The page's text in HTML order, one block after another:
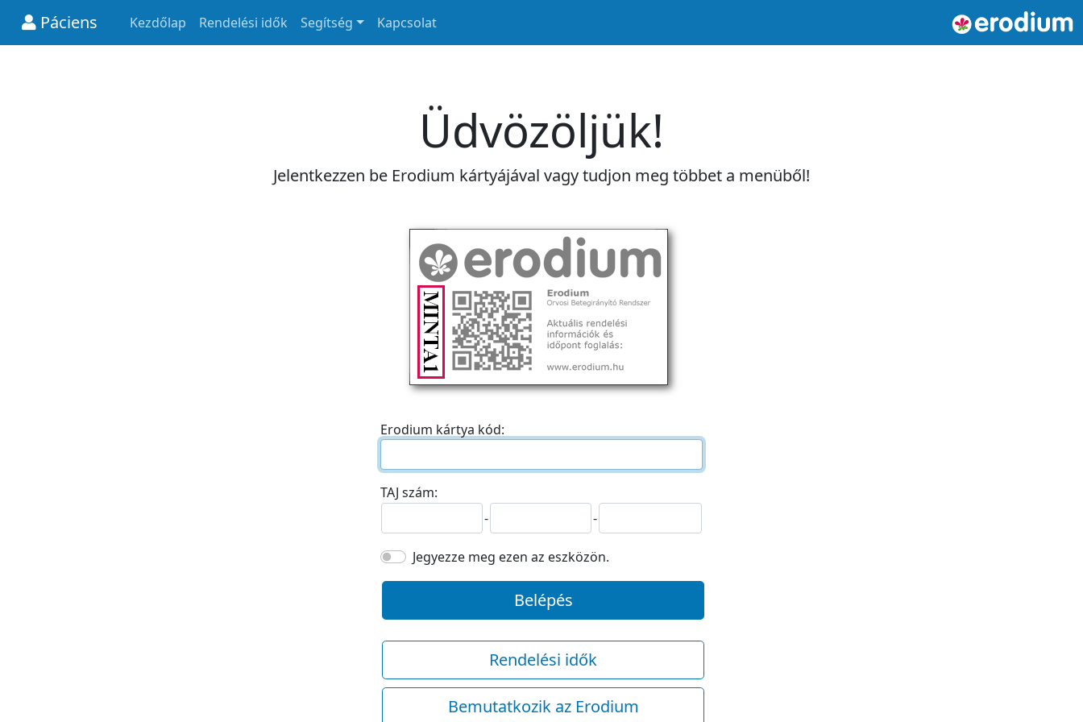
Páciens Kezdőlap Rendelési idők Segítség Kapcsolat
Üdvözöljük!
Jelentkezzen be Erodium kártyájával vagy tudjon meg többet a menüből!
Erodium kártya kód:
TAJ szám:
-
-
Jegyezze meg ezen az eszközön.
Belépés
Rendelési idők
Bemutatkozik az Erodium